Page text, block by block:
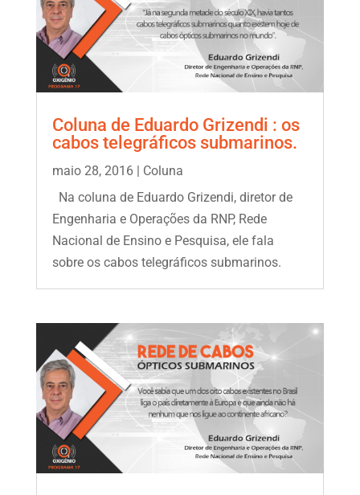
Coluna de Eduardo Grizendi : os
cabos telegráficos submarinos.
maio 28, 2016| Coluna
Na coluna de Eduardo Grizendi, diretor de
Engenharia e Operações da RNP, Rede
Nacional de Ensino e Pesquisa, ele fala
sobre os cabos telegráficos submarinos.